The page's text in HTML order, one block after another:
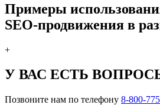
Примеры
SEO-продвижения в
+
У ВАС ЕСТЬ
Позвоните нам по телефону 8-800-